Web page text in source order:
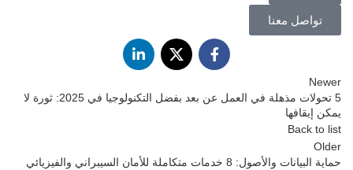
تواصل معنا
Newer
5 تحولات مذهلة في العمل عن بعد بفضل التكنولوجيا في 2025: ثورة لا
يمكن إيقافها
Back to list
Older
حماية البيانات والأصول: 8 خدمات متكاملة للأمان السيبراني والفيزيائي